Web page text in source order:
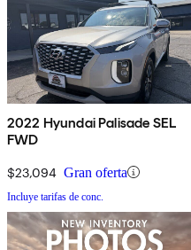
2022 Hyundai Palisade SEL
FWD
$23,094 Gran oferta
Incluye tarifas de conc.